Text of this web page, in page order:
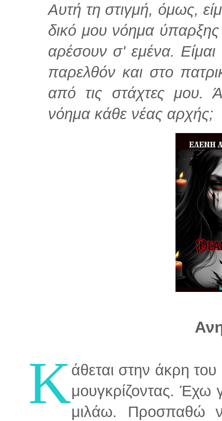
Αυτή τη στιγμή, όμως,
δικό μου νόημα
αρέσουν σ' εμένα.
παρελθόν και στο
από τις στάχτες μου.
νόημα κάθε νέας αρχής;
Κάθεται στην άκρη του
μουγκρίζοντας. Έχω
μιλάω. Προσπαθώ